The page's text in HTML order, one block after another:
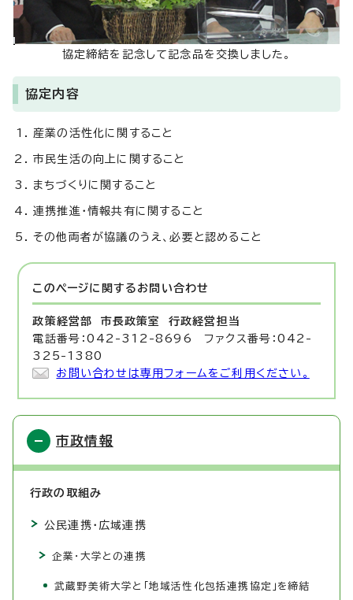
協定締結を記念して記念品を交換しました。
協定内容
産業の活性化に関すること
市民生活の向上に関すること
まちづくりに関すること
連携推進・情報共有に関すること
その他両者が協議のうえ、必要と認めること
このページに関する お問い合わせ
政策経営部 市長政策室
行政経営担当
電話番号：042-312-8696 ファクス番号：042-
325-1380
お問い合わせは専用フォームをご利用ください。
市政情報
行政の取組み
公民連携・広域連携
企業・大学との連携
武蔵野美術大学と「地域活性化包括連携協定」を締結